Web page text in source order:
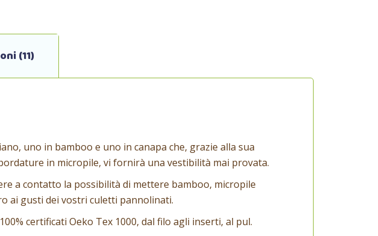
(11)
uno in bamboo e uno in canapa che, grazie alla sua
in micropile, vi fornirà una vestibilità mai provata.
a contatto la possibilità di mettere bamboo, micropile
ai gusti dei vostri culetti pannolinati.
certificati Oeko Tex 1000, dal filo agli inserti, al pul.